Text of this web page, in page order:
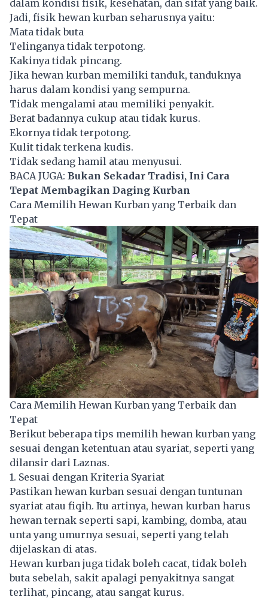
dalam kondisi fisik, kesehatan, dan sifat yang baik.
Jadi, fisik hewan kurban seharusnya yaitu:
Mata tidak buta
Telinganya tidak terpotong.
Kakinya tidak pincang.
Jika hewan kurban memiliki tanduk, tanduknya
harus dalam kondisi yang sempurna.
Tidak mengalami atau memiliki penyakit.
Berat badannya cukup atau tidak kurus.
Ekornya tidak terpotong.
Kulit tidak terkena kudis.
Tidak sedang hamil atau menyusui.
BACA JUGA: Bukan Sekadar Tradisi, Ini Cara
Tepat Membagikan Daging Kurban
Cara Memilih Hewan Kurban yang Terbaik dan
Tepat
Cara Memilih Hewan Kurban yang Terbaik dan
Tepat
Berikut beberapa tips memilih hewan kurban yang
sesuai dengan ketentuan atau syariat, seperti yang
dilansir dari Laznas.
1. Sesuai dengan Kriteria Syariat
Pastikan hewan kurban sesuai dengan tuntunan
syariat atau fiqih. Itu artinya, hewan kurban harus
hewan ternak seperti sapi, kambing, domba, atau
unta yang umurnya sesuai, seperti yang telah
dijelaskan di atas.
Hewan kurban juga tidak boleh cacat, tidak boleh
buta sebelah, sakit apalagi penyakitnya sangat
terlihat, pincang, atau sangat kurus.